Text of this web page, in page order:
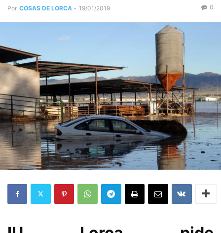
Por COSAS DE LORCA - 19/01/2019 0